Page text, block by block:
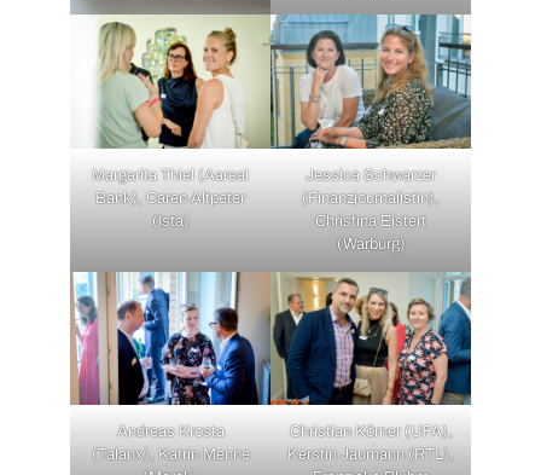
Margarita Thiel (Aareal
Bank), Caren Altpeter
(Ista)
Jessica Schwarzer
(Finanzjournalistin),
Christina Eistert
(Warburg)
Andreas Krosta
(Talanx), Katrin Menne
Christian Körner (UFA),
Kerstin Jaumann (RTL),